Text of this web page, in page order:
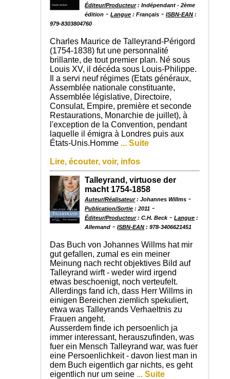
Éditeur/Producteur: Indépendant - 2ème
édition -Langue : Français -ISBN-EAN :
979-8303804760
Charles Maurice de Talleyrand-Périgord
(1754-1838) fut une personnalité
brillante, de tout premier plan. Né sous
Louis XV, il décéda sous Louis-Philippe.
Il a servi neuf régimes (Etats généraux,
Assemblée nationale constituante,
Assemblée législative, Directoire,
Consulat, Empire, première et seconde
Restaurations, Monarchie de juillet), à
l'exception de la Convention, pendant
laquelle il émigra à Londres puis aux
États-Unis.Homme ... Suite
Lire, écouter, voir, infos
Talleyrand, virtuose der
macht 1754-1858
Auteur/Réalisateur: Johannes Willms -
Publication/Sortie : 2011 -
Éditeur/Producteur: C.H. Beck-Langue :
Allemand -ISBN-EAN : 978-3406621451
Das Buch von Johannes Willms hat mir
gut gefallen, zumal es ein meiner
Meinung nach recht objektives Bild auf
Talleyrand wirft - weder wird irgend
etwas beschoenigt, noch verteufelt.
Allerdings fand ich, dass Herr Willms in
einigen Bereichen ziemlich spekuliert,
etwa was Talleyrands Verhaeltnis zu
Frauen angeht.
Ausserdem finde ich persoenlich ja
immer interessant, herauszufinden, was
fuer ein Mensch Talleyrand war, was fuer
eine Persoenlichkeit - davon liest man in
dem Buch eigentlich gar nichts, es geht
eigentlich nur um seine ... Suite